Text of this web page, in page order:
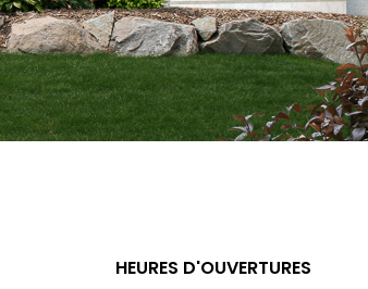
HEURES D'OUVERTURES